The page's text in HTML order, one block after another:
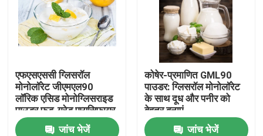
वीडियो
वीआर शो
हमारे बारे में
कारखाना भ्रमण
एफएसएससी ग्लिसरॉल
मोनोलॉरेट जीएमएल90
लॉरिक एसिड मोनोग्लिसराइड
पाउडर फूड-ग्रेड एम्यूसिफायर
जांच भेजें
कोषेर-प्रमाणित GML90
पाउडर: ग्लिसरॉल मोनोलॉरेट
के साथ दूध और पनीर को
बेहतर बनाएं
जांच भेजें